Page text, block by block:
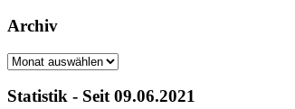
Archiv
Archiv
Statistik - Seit 09.06.2021